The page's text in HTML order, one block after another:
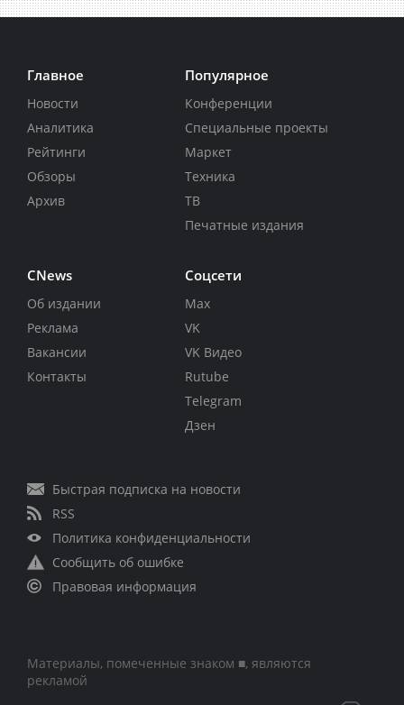
Главное
Новости
Аналитика
Рейтинги
Обзоры
Архив
Популярное
Конференции
Специальные проекты
Маркет
Техника
ТВ
Печатные издания
CNews
Об издании
Реклама
Вакансии
Контакты
Соцсети
Max
VK
VK Видео
Rutube
Telegram
Дзен
Быстрая подписка на новости
RSS
Политика конфиденциальности
Сообщить об ошибке
Правовая информация
Материалы, помеченные знаком ■, являются
рекламой